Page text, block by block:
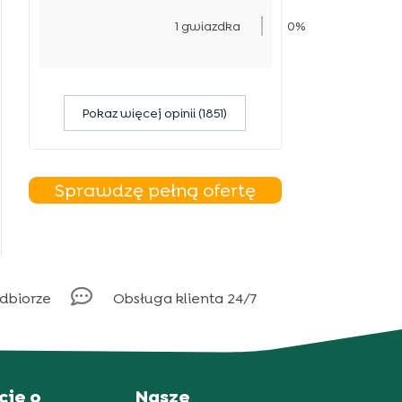
1 gwiazdka 0%
Pokaz więcej opinii (1851)
Sprawdzę pełną ofertę
 Obsługa klienta 24/7
o Nasze